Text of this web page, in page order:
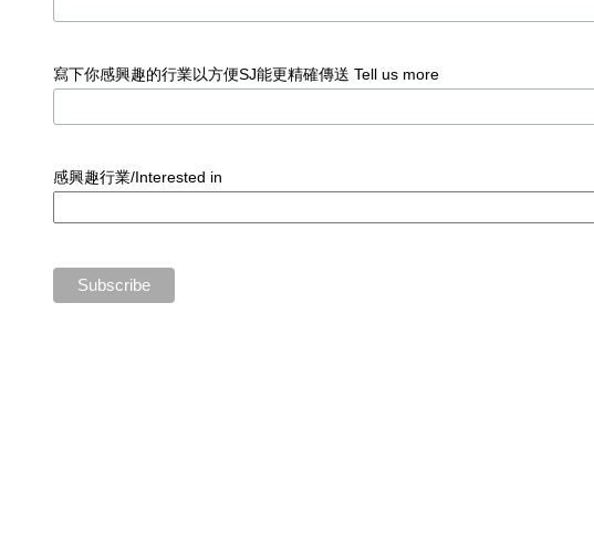
寫下你感興趣的行業以方便SJ能更精確傳送 Tell us more
感興趣行業/Interested in